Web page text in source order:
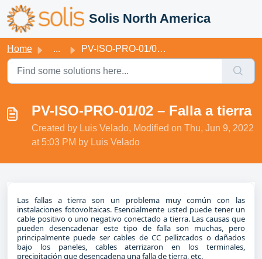
Skip to main content
Solis North America
Home ... PV-ISO-PRO-01/02 – Falla a tierra
PV-ISO-PRO-01/02 – Falla a tierra
Created by Luis Velado, Modified on Thu, Jun 9, 2022
at 5:03 PM by Luis Velado
Las fallas a tierra son un problema muy común con las
instalaciones fotovoltaicas. Esencialmente usted puede tener un
cable positivo o uno negativo conectado a tierra. Las causas que
pueden desencadenar este tipo de falla son muchas, pero
principalmente puede ser cables de CC pellizcados o dañados
bajo los paneles, cables aterrizaron en los terminales,
precipitación que desencadena una falla de tierra, etc.